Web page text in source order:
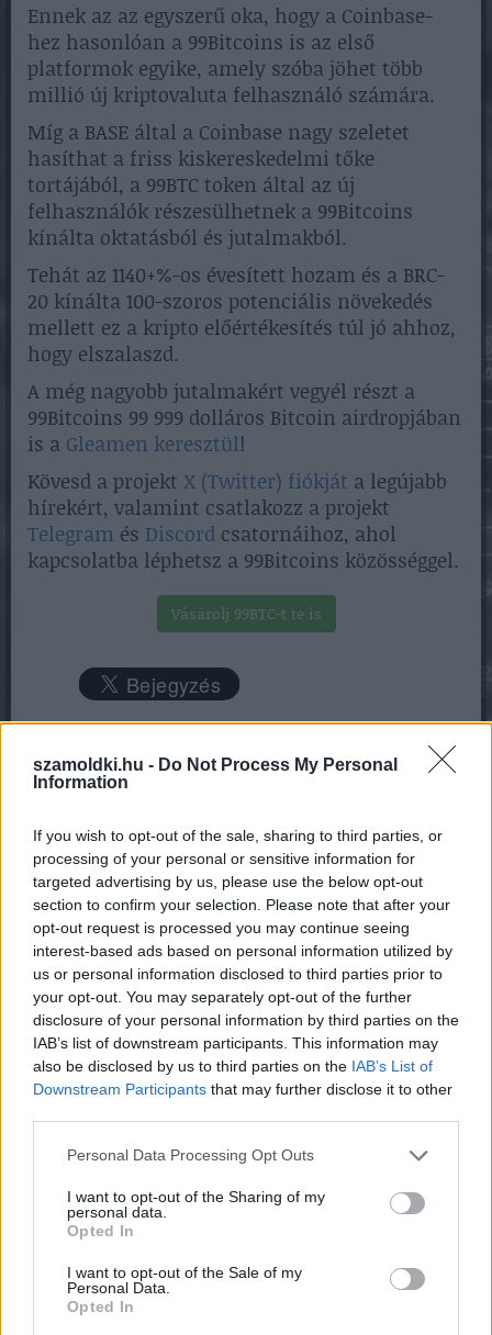
szamoldki.hu - Do Not Process My Personal
Information
If you wish to opt-out of the sale, sharing to third parties, or
processing of your personal or sensitive information for
targeted advertising by us, please use the below opt-out
section to confirm your selection. Please note that after your
opt-out request is processed you may continue seeing
interest-based ads based on personal information utilized by
us or personal information disclosed to third parties prior to
your opt-out. You may separately opt-out of the further
disclosure of your personal information by third parties on the
IAB’s list of downstream participants. This information may
also be disclosed by us to third parties on the IAB’s List of
Downstream Participants that may further disclose it to other
Please note that this website/app uses one or more Google
not limited to your visit or usage behaviour. You may click to
grant or deny consent to Google and its third-party tags to
use your data for below specified purposes in below Google
consent section.
Personal Data Processing Opt Outs
I want to opt-out of the Sharing of my
personal data.
Opted In
I want to opt-out of the Sale of my
Personal Data.
Opted In
Ennek az az egyszerű oka, hogy a Coinbase-
hez hasonlóan a 99Bitcoins is az első
platformok egyike, amely szóba jöhet több
millió új kriptovaluta felhasználó számára.
Míg a BASE által a Coinbase nagy szeletet
hasíthat a friss kiskereskedelmi tőke
tortájából, a 99BTC token által az új
felhasználók részesülhetnek a 99Bitcoins
kínálta oktatásból és jutalmakból.
Tehát az 1140+%-os évesített hozam és a BRC-
20 kínálta 100-szoros potenciális növekedés
mellett ez a kripto előértékesítés túl jó ahhoz,
hogy elszalaszd.
A még nagyobb jutalmakért vegyél részt a
99Bitcoins 99 999 dolláros Bitcoin airdropjában
is a Gleamen keresztül!
Kövesd a projekt X (Twitter) fiókját a legújabb
hírekért, valamint csatlakozz a projekt
Telegram és Discord csatornáihoz, ahol
kapcsolatba léphetsz a 99Bitcoins közösséggel.
Vásárolj 99BTC-t te is
Find Papillomas On Your Neck Or Armpit? It's The
First Stage Of...
Fungus Is A Parasite, And It Dies From A Drop Of